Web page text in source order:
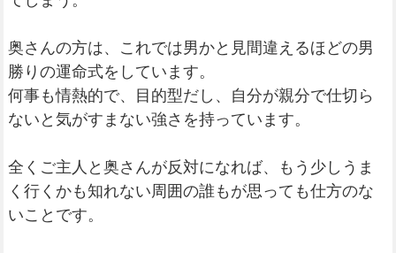
奥さんの方は、これでは男かと見間違えるほどの男
勝りの運命式をしています。
何事も情熱的で、目的型だし、自分が親分で仕切ら
ないと気がすまない強さを持っています。
全くご主人と奥さんが反対になれば、もう少しうま
く行くかも知れない周囲の誰もが思っても仕方のな
いことです。